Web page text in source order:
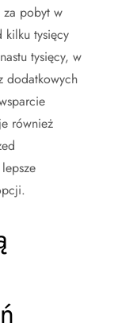
za pobyt w
kilku tysięcy
tysięcy, w
dodatkowych
również